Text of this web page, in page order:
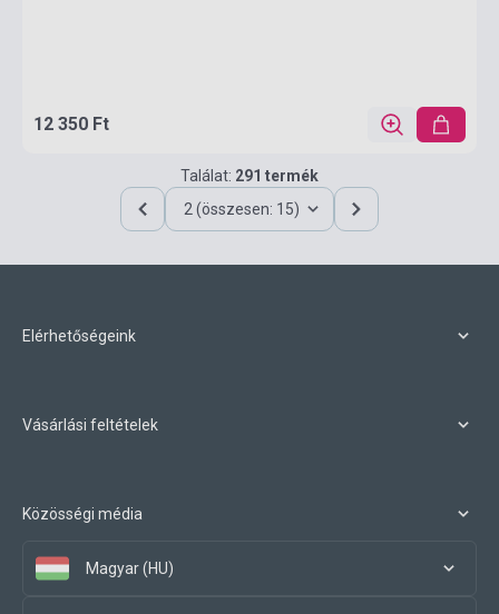
12 350 Ft
Találat: 291 termék
2 (összesen: 15)
Elérhetőségeink
Vásárlási feltételek
Közösségi média
Magyar (HU)